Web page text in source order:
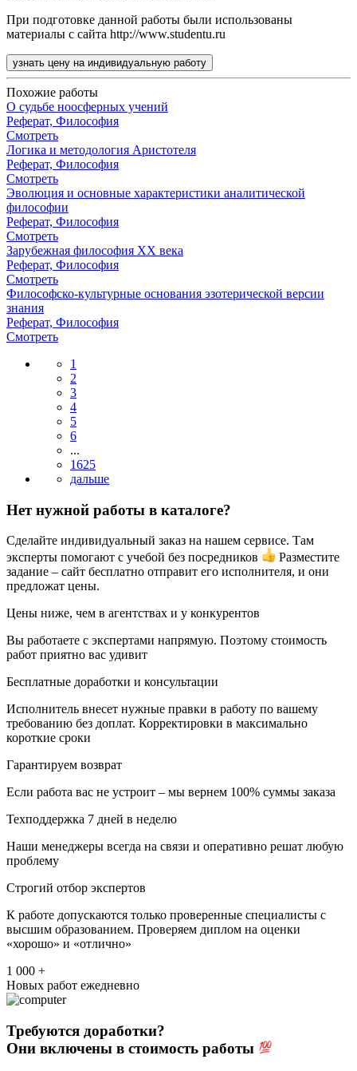
При подготовке данной работы были использованы
материалы с сайта http://www.studentu.ru
узнать цену на индивидуальную работу
Похожие работы
О судьбе ноосферных учений
Реферат, Философия
Смотреть
Логика и методология Аристотеля
Реферат, Философия
Смотреть
Эволюция и основные характеристики аналитической
философии
Реферат, Философия
Смотреть
Зарубежная философия ХХ века
Реферат, Философия
Смотреть
Философско-культурные основания эзотерической версии
знания
Реферат, Философия
Смотреть
1
2
3
4
5
6
...
1625
Нет нужной работы в каталоге?
Сделайте индивидуальный заказ на нашем сервисе. Там
эксперты помогают с учебой без посредников
Разместите
задание – сайт бесплатно отправит его исполнителя, и они
предложат цены.
Цены ниже, чем в агентствах и у конкурентов
Вы работаете с экспертами напрямую. Поэтому стоимость
работ приятно вас удивит
Бесплатные доработки и консультации
Исполнитель внесет нужные правки в работу по вашему
требованию без доплат. Корректировки в максимально
короткие сроки
Гарантируем возврат
Если работа вас не устроит – мы вернем 100% суммы заказа
Техподдержка 7 дней в неделю
Наши менеджеры всегда на связи и оперативно решат любую
проблему
Строгий отбор экспертов
К работе допускаются только проверенные специалисты с
высшим образованием. Проверяем диплом на оценки
«хорошо» и «отлично»
1 000 +
Новых работ ежедневно
Требуются доработки?
Они включены в стоимость работы